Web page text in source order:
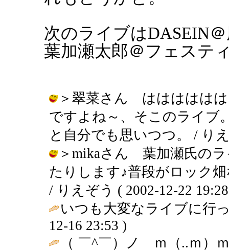
次のライブはDASEIN
葉加瀬太郎＠フェステ
＞翠菜さん はははははは
ですよね～、そこのライブ
と自分でも思いつつ。 / り
＞mikaさん 葉加瀬氏のラ
たりします♪普段がロック
/ りえぞう ( 2002-12-22
いつも大変なライブに行
12-16 23:53 )
（ ￣^￣）ノ ｍ（..ｍ）